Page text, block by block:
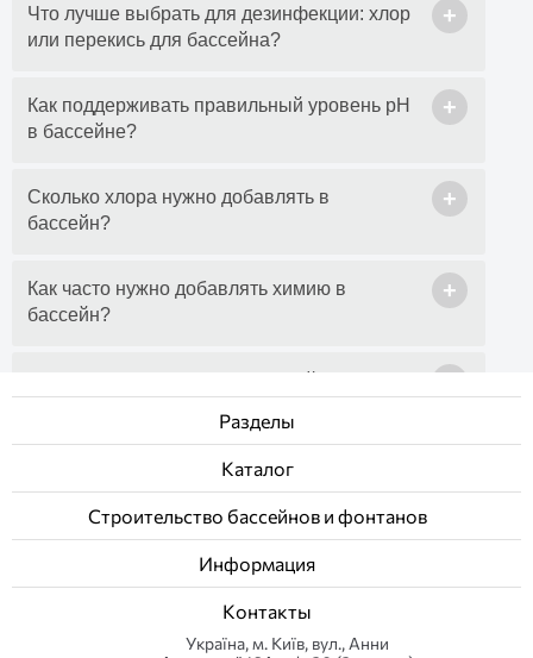
+
Что лучше выбрать для дезинфекции: хлор
или перекись для бассейна?
+
Как поддерживать правильный уровень pH
в бассейне?
+
Сколько хлора нужно добавлять в
бассейн?
+
Как часто нужно добавлять химию в
бассейн?
Как правильно запустить бассейн в начале
сезона?
Как консервировать бассейн на зиму?
Разделы
Каталог
Строительство бассейнов и фонтанов
Информация
Контакты
Українa, м. Київ, вул., Анни